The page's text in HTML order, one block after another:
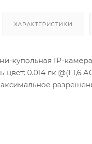
ХАРАКТЕРИСТИКИ
10 м. Матрица-1/2,5'' Progressive Scan CMOS;
цвет: 0.014 лк @(F1,6
× 1520@30к/с; Видеосжатие: H.265/H.264/H.264+/H.265+;